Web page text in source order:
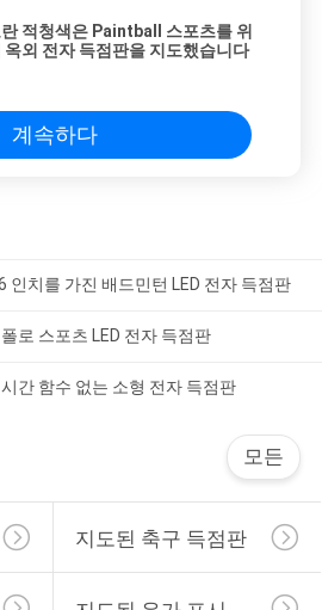
적청색은 Paintball 스포츠를 위
옥외 전자 득점판을 지도했습니다
계속하다
인치를 가진 배드민턴 LED 전자 득점판
로 스포츠 LED 전자 득점판
간 함수 없는 소형 전자 득점판
모든
지도된 축구 득점판